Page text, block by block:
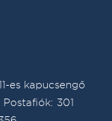
es kapucsengő
301